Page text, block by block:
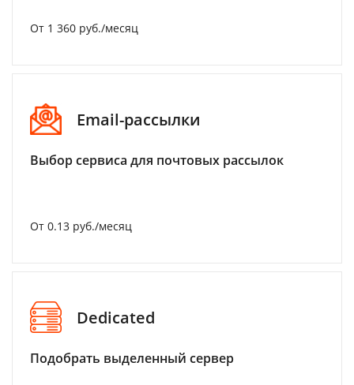
От 1 360 руб./месяц
Email-рассылки
Выбор сервиса для почтовых рассылок
От 0.13 руб./месяц
Dedicated
Подобрать выделенный сервер